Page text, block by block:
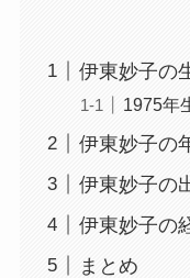
伊東妙子の
1975年
伊東妙子の
伊東妙子の
伊東妙子の
まとめ